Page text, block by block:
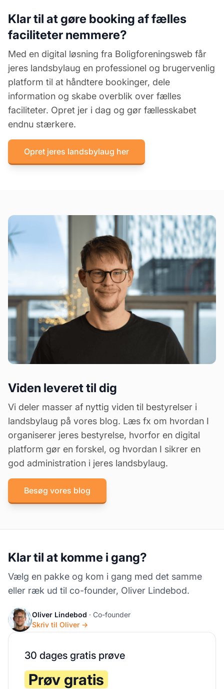
Klar til at gøre booking af fælles
faciliteter nemmere?
Med en digital løsning fra Boligforeningsweb får
jeres landsbylaug en professionel og brugervenlig
platform til at håndtere bookinger, dele
information og skabe overblik over fælles
faciliteter. Opret jer i dag og gør fællesskabet
endnu stærkere.
Opret jeres landsbylaug her
Viden leveret til dig
Vi deler masser af nyttig viden til bestyrelser i
landsbylaug på vores blog. Læs fx om hvordan I
organiserer jeres bestyrelse, hvorfor en digital
platform gør en forskel, og hvordan I sikrer en
god administration i jeres landsbylaug.
Besøg vores blog
Klar til at komme i gang?
Vælg en pakke og kom i gang med det samme
eller ræk ud til co-founder, Oliver Lindebod.
Oliver Lindebod · Co-founder
Skriv til Oliver →
30 dages gratis prøve
Prøv gratis